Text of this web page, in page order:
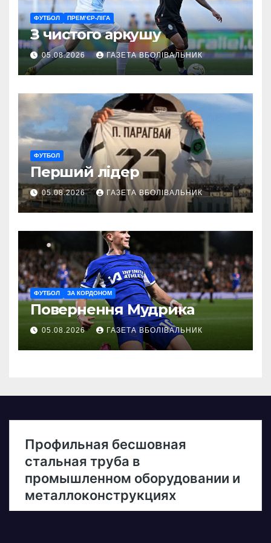
ФУТБОЛ ПРЕМ’ЄР-ЛІГА
З чистого аркушу
05.08.2026 ГАЗЕТА ВБОЛІВАЛЬНИК
ФУТБОЛ
Перший лідер
05.08.2026 ГАЗЕТА ВБОЛІВАЛЬНИК
ФУТБОЛ ЗА КОРДОНОМ
Повернення Мудрика
05.08.2026 ГАЗЕТА ВБОЛІВАЛЬНИК